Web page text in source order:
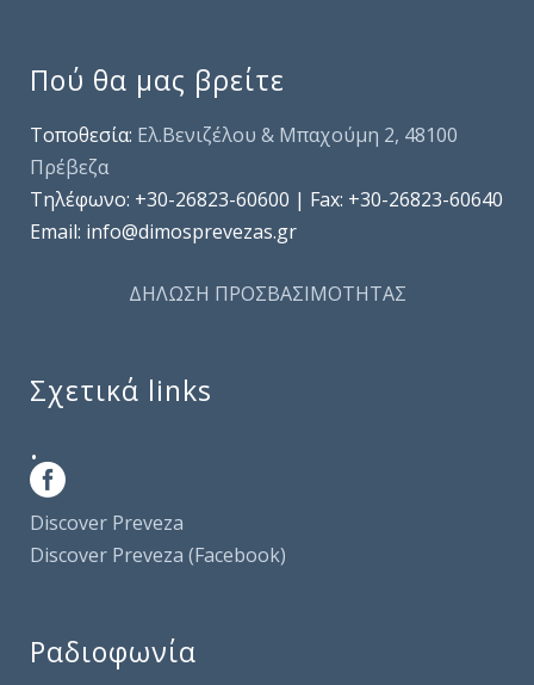
Πού θα μας βρείτε
Τοποθεσία: Ελ.Βενιζέλου & Μπαχούμη 2, 48100
Πρέβεζα
Τηλέφωνo: +30-26823-60600 | Fax: +30-26823-60640
Email: info@dimosprevezas.gr
ΔΗΛΩΣΗ ΠΡΟΣΒΑΣΙΜΟΤΗΤΑΣ
Σχετικά links
.
Discover Preveza
Discover Preveza (Facebook)
Ραδιοφωνία